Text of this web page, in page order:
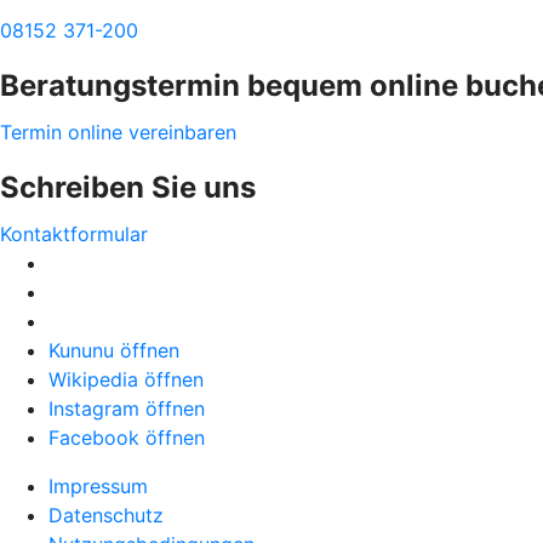
08152 371-200
Beratungstermin bequem online
Termin online vereinbaren
Schreiben Sie uns
Kontaktformular
Kununu öffnen
Wikipedia öffnen
Instagram öffnen
Facebook öffnen
Impressum
Datenschutz